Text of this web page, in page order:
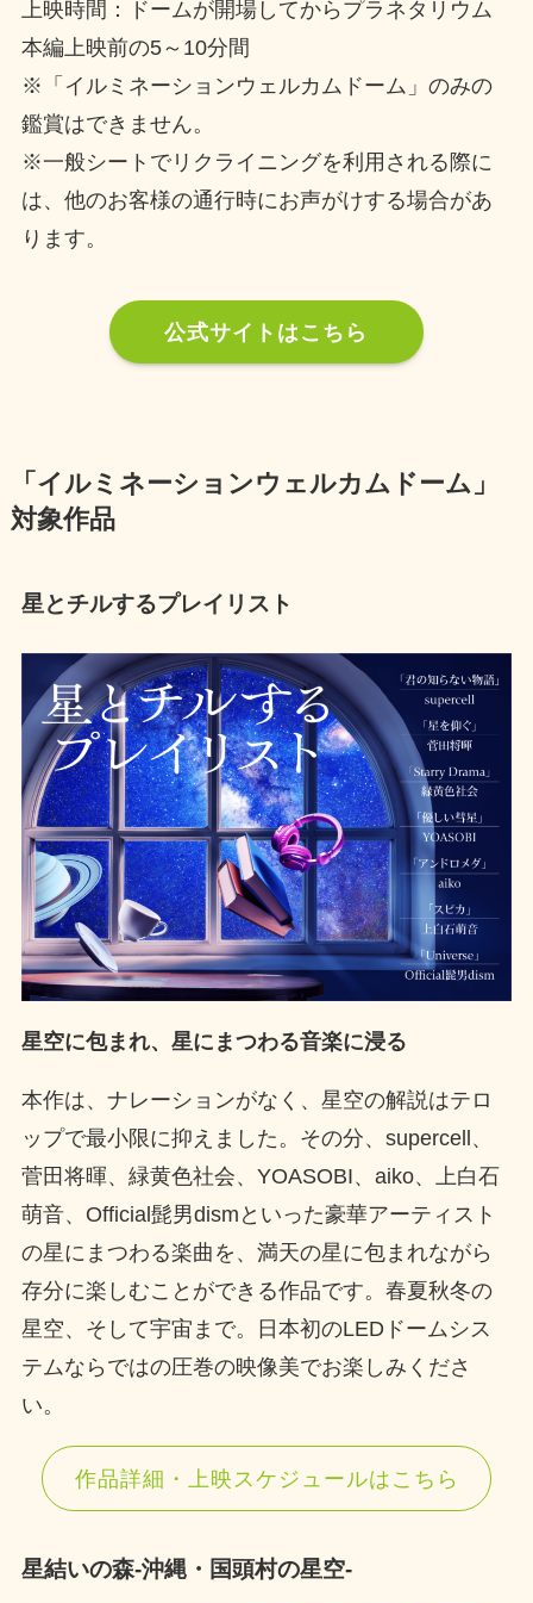
上映時間：ドームが開場してからプラネタリウム
本編上映前の5～10分間
※「イルミネーションウェルカムドーム」のみの
鑑賞はできません。
※一般シートでリクライニングを利用される際に
は、他のお客様の通行時にお声がけする場合があ
ります。
公式サイトはこちら
「イルミネーションウェルカムドーム」
対象作品
星とチルするプレイリスト
星空に包まれ、星にまつわる音楽に浸る
本作は、ナレーションがなく、星空の解説はテロ
ップで最小限に抑えました。その分、supercell、
菅田将暉、緑黄色社会、YOASOBI、aiko、上白石
萌音、Official髭男dismといった豪華アーティスト
の星にまつわる楽曲を、満天の星に包まれながら
存分に楽しむことができる作品です。春夏秋冬の
星空、そして宇宙まで。日本初のLEDドームシス
テムならではの圧巻の映像美でお楽しみくださ
い。
作品詳細・上映スケジュールはこちら
星結いの森-沖縄・国頭村の星空-